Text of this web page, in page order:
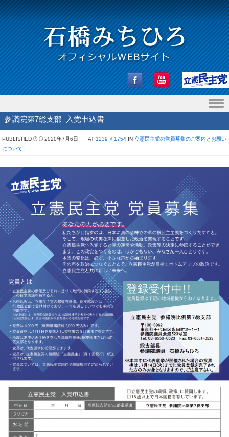
Skip to content
参議院第7総支部_入党申込書
PUBLISHED 2020年7月6日 AT 1239 × 1754 IN 立憲民主党の党員募集のご案内とお願い
について